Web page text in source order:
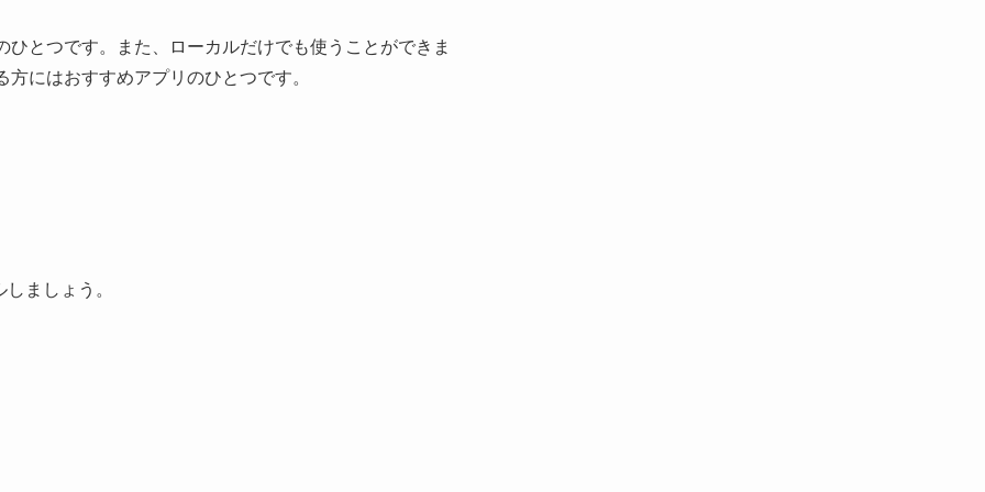
とつです。また、ローカルだけでも使うことができま
にはおすすめアプリのひとつです。
ましょう。